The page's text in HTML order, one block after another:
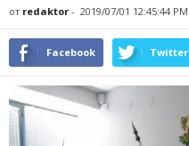
от redaktor - 2019/07/01 12:45:44 PM
Facebook Twitter